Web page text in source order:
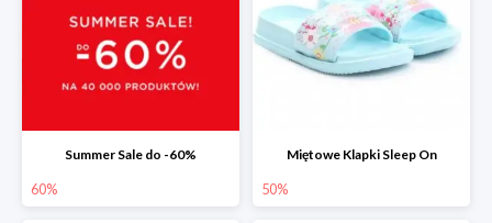
Summer Sale do -60%
60%
Miętowe Klapki Sleep On
50%